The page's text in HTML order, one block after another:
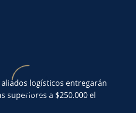
logísticos entregarán
superiores a $250.000 el